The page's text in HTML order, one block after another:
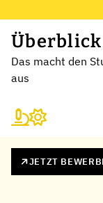
Überblick
Das macht den
aus
JETZT